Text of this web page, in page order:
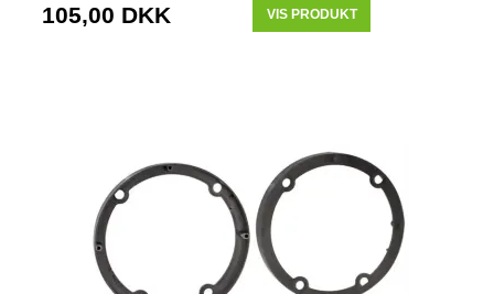
105,00 DKK VIS PRODUKT